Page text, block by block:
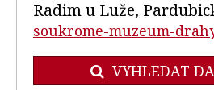
Radim u Luže,
soukrome-muzeum-
VYHLEDAT